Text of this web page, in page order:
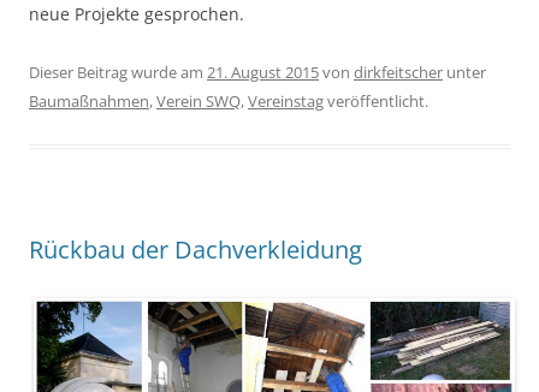
neue Projekte gesprochen.
Dieser Beitrag wurde am 21. August 2015von dirkfeitscher unter
Baumaßnahmen,Verein SWQ,Vereinstagveröffentlicht.
Rückbau der Dachverkleidung